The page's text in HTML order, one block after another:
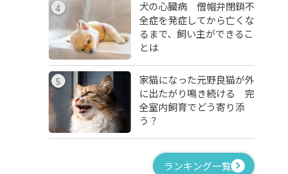
4
犬の心臓病 僧帽弁閉鎖不
全症を発症してから亡くな
るまで、飼い主ができるこ
とは
5
家猫になった元野良猫が外
に出たがり鳴き続ける 完
全室内飼育でどう寄り添
う？
ランキング一覧